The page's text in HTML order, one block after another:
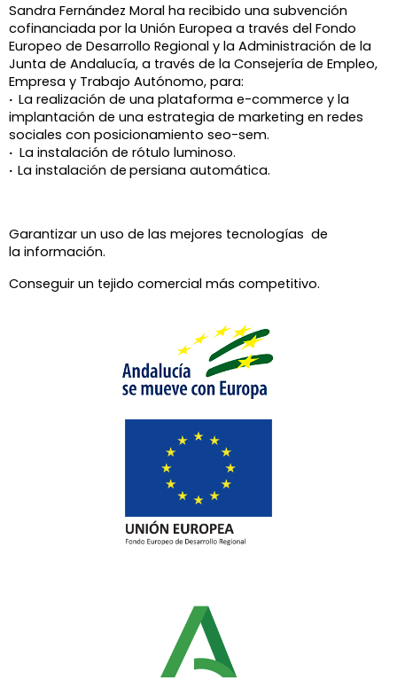
Sandra Fernández Moral ha recibido una subvención
cofinanciada por la Unión Europea a través del Fondo
Europeo de Desarrollo Regional y la Administración de la
Junta de Andalucía, a través de la Consejería de Empleo,
Empresa y Trabajo Autónomo, para:
· La realización de una plataforma e-commerce y la
implantación de una estrategia de marketing en redes
sociales con posicionamiento seo-sem.
· La instalación de rótulo luminoso.
· La instalación de persiana automática.
Garantizar un uso de las mejores tecnologías de
la información.
Conseguir un tejido comercial más competitivo.